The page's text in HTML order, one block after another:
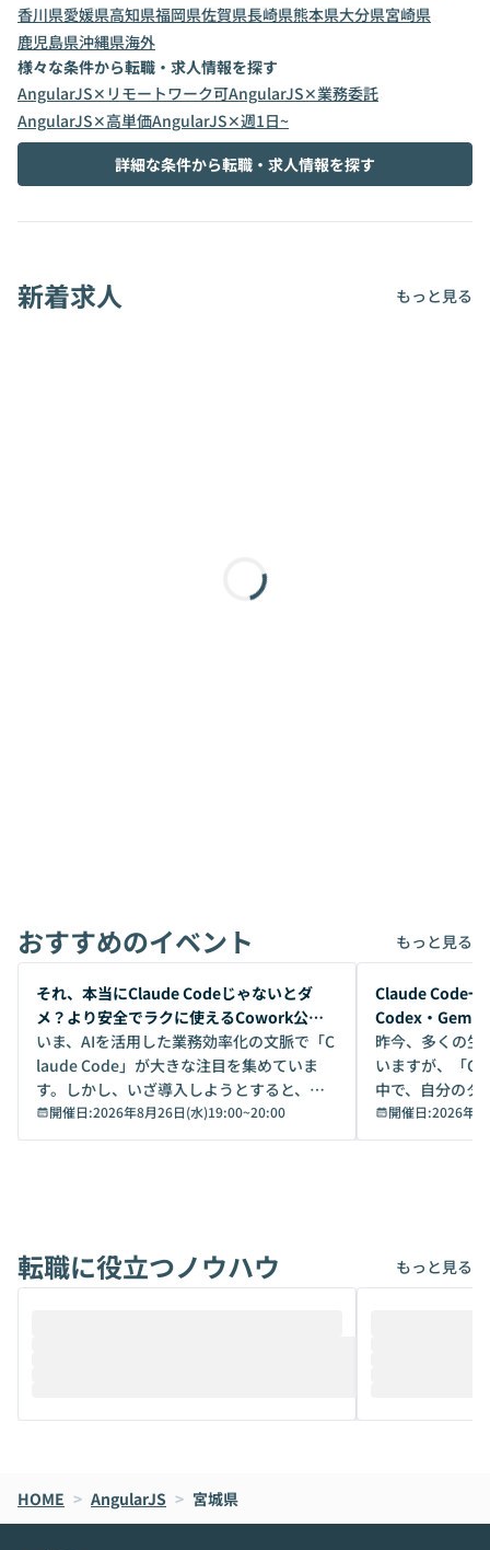
香川県愛媛県高知県福岡県佐賀県長崎県熊本県大分県宮崎県
鹿児島県沖縄県海外
様々な条件から転職・求人情報を探す
AngularJS✕リモートワーク可AngularJS✕業務委託
AngularJS✕高単価AngularJS✕週1日~
詳細な条件から転職・求人情報を探す
新着求人 もっと見る
おすすめのイベント もっと見る
開催前
それ、本当にClaude Codeじゃないとダ
メ？より安全でラクに使えるCowork公開
デモ
いま、AIを活用した業務効率化の文脈で「C
laude Code」が大きな注目を集めていま
す。しかし、いざ導入しようとすると、セ
キュリティ面の懸念や権限管理のハードル
から、気軽に使えないケースも多いのでは
けでなく、想像以上の範囲まで自動化でき
ることは、まだあまり知られていません。
メルカリでの判断基準をもとに「なぜClau
oworkの基本的な機能をご紹介いただきま
す。 続く公開デモでは、実際にCoworkを
開催日:2026年8月26日(水)19:00~20:00
開催前
Claude Code一
Codex・
昨今、多くの生
いますが、「
中で、自分のタ
いいのか」を自
か？ 「なんとなく誰かが良いと言っていた
は、評判では
ているAIを選ぶこ
それぞれの本当
ント構築の最前
開催日:2026年8
転職に役立つノウハウ もっと見る
HOME > AngularJS > 宮城県